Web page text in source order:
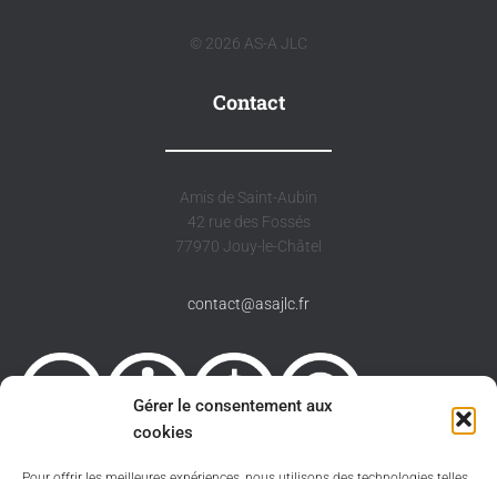
Gérer le consentement aux
cookies
© 2026 AS-A JLC
Contact
Amis de Saint-Aubin
42 rue des Fossés
77970 Jouy-le-Châtel
contact@asajlc.fr